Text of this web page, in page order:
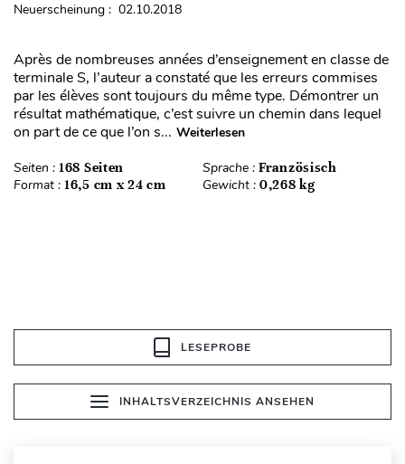
Neuerscheinung : 02.10.2018
Après de nombreuses années d’enseignement en classe de
terminale S, l’auteur a constaté que les erreurs commises
par les élèves sont toujours du même type. Démontrer un
résultat mathématique, c’est suivre un chemin dans lequel
on part de ce que l’on s... Weiterlesen
Seiten : 168 Seiten Sprache : Französisch
Format : 16,5 cm x 24 cm Gewicht : 0,268 kg
LESEPROBE
INHALTSVERZEICHNIS ANSEHEN